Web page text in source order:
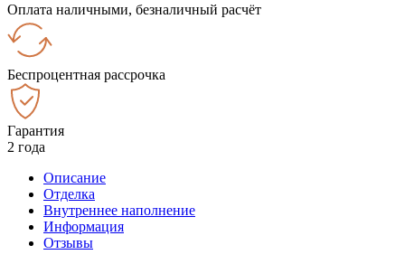
Оплата наличными, безналичный расчёт
Беспроцентная рассрочка
Гарантия
2 года
Описание
Отделка
Внутреннее наполнение
Информация
Отзывы